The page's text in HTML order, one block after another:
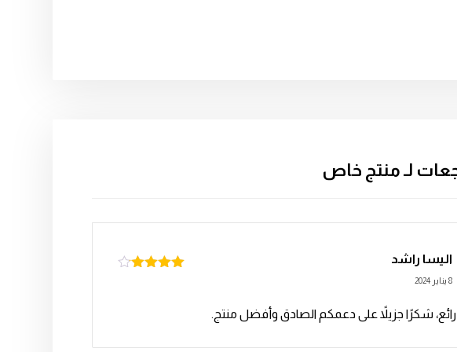
منتج خاص
الیسا راشد
8 يناير 2024
رائع، شكرًا جزيلاً على دعمكم الصادق وأفضل منتج.